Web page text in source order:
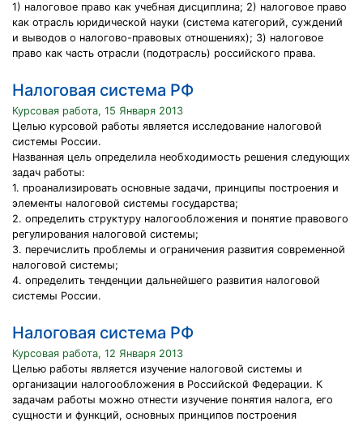
1) налоговое право как учебная дисциплина; 2) налоговое право
как отрасль юридической науки (система категорий, суждений
и выводов о налогово-правовых отношениях); 3) налоговое
право как часть отрасли (подотрасль) российского права.
Налоговая система РФ
Курсовая работа, 15 Января 2013
Целью курсовой работы является исследование налоговой
системы России.
Названная цель определила необходимость решения следующих
задач работы:
1. проанализировать основные задачи, принципы построения и
элементы налоговой системы государства;
2. определить структуру налогообложения и понятие правового
регулирования налоговой системы;
3. перечислить проблемы и ограничения развития современной
налоговой системы;
4. определить тенденции дальнейшего развития налоговой
системы России.
Налоговая система РФ
Курсовая работа, 12 Января 2013
Целью работы является изучение налоговой системы и
организации налогообложения в Российской Федерации. К
задачам работы можно отнести изучение понятия налога, его
сущности и функций, основных принципов построения